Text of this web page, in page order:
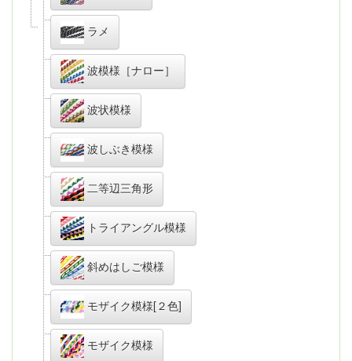
ラメ
波模様［ナロー］
波状模様
波しぶき模様
二等辺三角形
トライアングル模様
斜めはしご模様
モザイク模様[２色]
モザイク模様